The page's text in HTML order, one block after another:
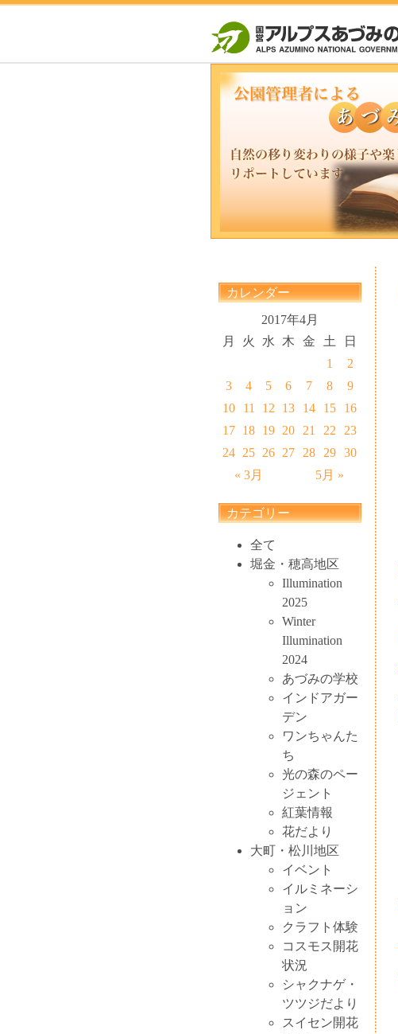
カレンダー
2017年4月
月
火 水 木 金 土 日
« 3月 5月 »
1
2
3
4 5 6 7 8
9
10
11 12 13 14 15
16
17 18 19 20 21 22
23
24 25 26 27 28 29 30
カテゴリー
全て
堀金・穂高地区
Illumination
2025
Winter
Illumination
2024
あづみの学校
インドアガー
デン
ワンちゃんた
ち
光の森のペー
ジェント
紅葉情報
花だより
大町・松川地区
イベント
イルミネーシ
ョン
クラフト体験
コスモス開花
状況
シャクナゲ・
ツツジだより
スイセン開花